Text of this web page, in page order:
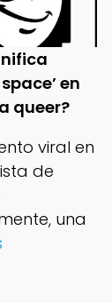
en
queer?
viral en
de
una